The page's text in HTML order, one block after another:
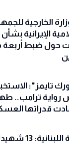
الخارجية
الإيرانية بشأن
حول ضبط أربعة
تايمز":
رواية ترامب..
قدراتها